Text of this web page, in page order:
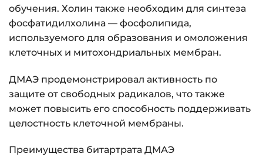
обучения. Холин также необходим для синтеза
фосфатидилхолина — фосфолипида,
используемого для образования и омоложения
клеточных и митохондриальных мембран.
ДМАЭ продемонстрировал активность по
защите от свободных радикалов, что также
может повысить его способность поддерживать
целостность клеточной мембраны.
Преимущества битартрата ДМАЭ